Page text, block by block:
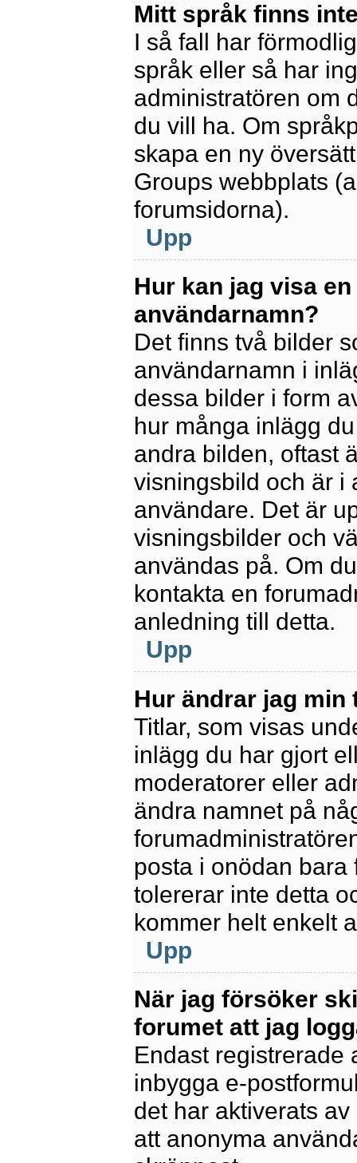
Mitt språk finns
I så fall har
språk eller så har
administratören om
du vill ha. Om
skapa en ny
Groups webbplats
forumsidorna).
Upp
Hur kan jag visa
användarnamn?
Det finns två bilder
användarnamn i
dessa bilder i form
hur många inlägg
andra bilden, oftast
visningsbild och är i
användare. Det är
visningsbilder och
användas på. Om
kontakta en
anledning till detta.
Upp
Hur ändrar jag min
Titlar, som visas
inlägg du har gjort
moderatorer eller
ändra namnet på
posta i onödan bara
tolererar inte detta
kommer helt enkelt
Upp
När jag försöker
forumet att jag
Endast registrerade
inbygga e-
det har aktiverats
att anonyma